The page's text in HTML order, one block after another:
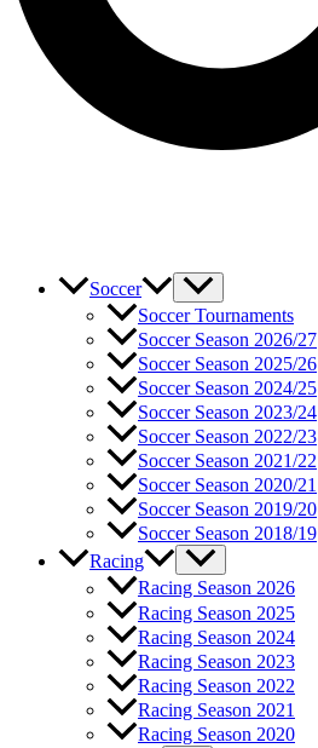
Soccer
Soccer Tournaments
Soccer Season 2026/27
Soccer Season 2025/26
Soccer Season 2024/25
Soccer Season 2023/24
Soccer Season 2022/23
Soccer Season 2021/22
Soccer Season 2020/21
Soccer Season 2019/20
Soccer Season 2018/19
Racing
Racing Season 2026
Racing Season 2025
Racing Season 2024
Racing Season 2023
Racing Season 2022
Racing Season 2021
Racing Season 2020